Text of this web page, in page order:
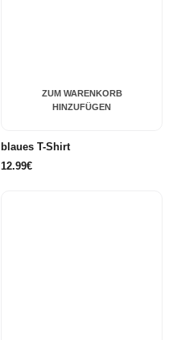
ZUM WARENKORB
HINZUFÜGEN
blaues T-Shirt
12.99€